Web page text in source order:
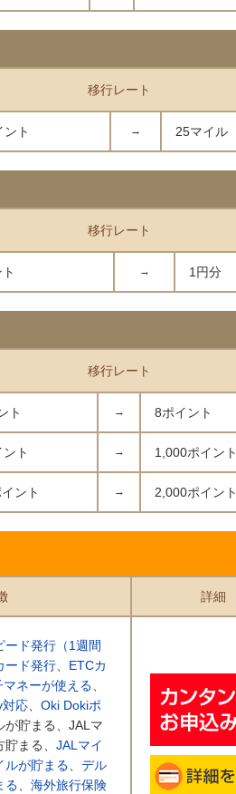
移行レート
ント → 25マイル
移行レート
→ 1円分
移行レート
ト → 8ポイント
ト → 1,000ポイント
ント → 2,000ポイント
詳細
ード発行（1週間
ード発行、 ETCカ
マネーが使える、
対応、 Oki Dokiポ
が貯まる、JALマ
まる、 JALマイ
ルが貯まる、 デル
る、 海外旅行保険